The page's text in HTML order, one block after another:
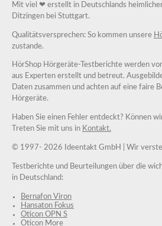
Mit viel ❤ erstellt in Deutschlands
Ditzingen bei Stuttgart.
Qualitätsversprechen: So kommen unsere
zustande.
HörShop Hörgeräte-Testberichte werden
aus Experten erstellt und betreut.
Daten zusammen und achten auf eine faire
Hörgeräte.
Haben Sie einen Fehler entdeckt? Können
Treten Sie mit uns in Kontakt.
© 1997- 2026 Ideentakt GmbH | Wir
Testberichte und Beurteilungen über die
in Deutschland:
Bernafon Viron
Hansaton Fokus
Oticon OPN S
Oticon More